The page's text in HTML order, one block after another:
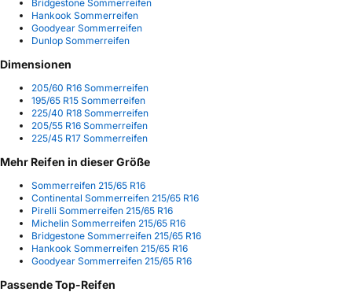
Bridgestone Sommerreifen
Hankook Sommerreifen
Goodyear Sommerreifen
Dunlop Sommerreifen
Dimensionen
205/60 R16 Sommerreifen
195/65 R15 Sommerreifen
225/40 R18 Sommerreifen
205/55 R16 Sommerreifen
225/45 R17 Sommerreifen
Mehr Reifen in dieser Größe
Sommerreifen 215/65 R16
Continental Sommerreifen 215/65 R16
Pirelli Sommerreifen 215/65 R16
Michelin Sommerreifen 215/65 R16
Bridgestone Sommerreifen 215/65 R16
Hankook Sommerreifen 215/65 R16
Goodyear Sommerreifen 215/65 R16
Passende Top-Reifen